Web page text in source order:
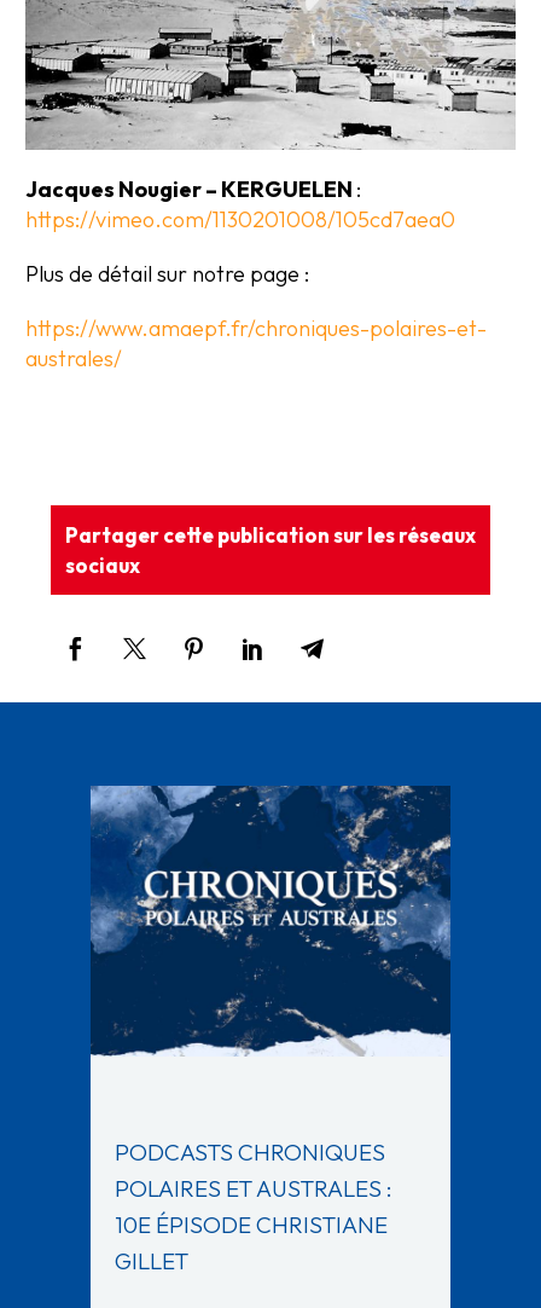
Jacques Nougier – KERGUELEN :
https://vimeo.com/1130201008/105cd7aea0
Plus de détail sur notre page :
https://www.amaepf.fr/chroniques-polaires-et-
australes/
Partager cette publication sur les réseaux
sociaux
PODCASTS CHRONIQUES
POLAIRES ET AUSTRALES :
10E ÉPISODE CHRISTIANE
GILLET